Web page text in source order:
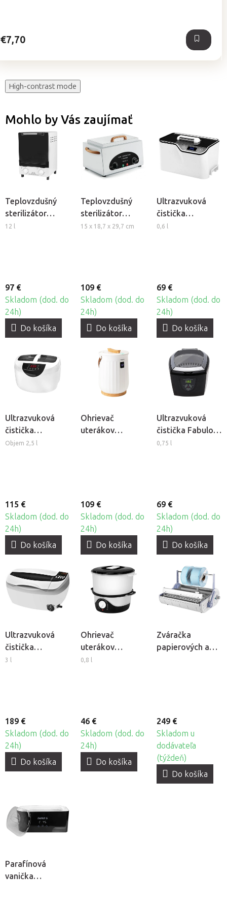
€7,70
High-contrast mode
Mohlo by Vás zaujímať
Teplovzdušný
sterilizátor
BeautyOne WX-
12 l
97 €
Skladom (dod. do
24h)
Do košíka
Teplovzdušný
sterilizátor
Beautyfor YM-
15 x 18,7 x 29,7 cm
109 €
Skladom (dod. do
24h)
Do košíka
Ultrazvuková
čistička
BeautyOne
0,6 l
69 €
Skladom (dod. do
24h)
Do košíka
Ultrazvuková
čistička
BeautyOne UC-
Objem 2,5 l
115 €
Skladom (dod. do
24h)
Do košíka
Ohrievač
uterákov
109 €
Skladom (dod. do
24h)
Do košíka
Ultrazvuková
čistička Fabulo
CD-7810A
0,75 l
69 €
Skladom (dod. do
24h)
Do košíka
Ultrazvuková
čistička
BeautyOne ACD-
3 l
189 €
Skladom (dod. do
24h)
Do košíka
Ohrievač
uterákov
Elegante E20
0,8 l
46 €
Skladom (dod. do
24h)
Do košíka
Zváračka
papierových a
249 €
Skladom u
dodávateľa
(týždeň)
Do košíka
Parafínová
vanička